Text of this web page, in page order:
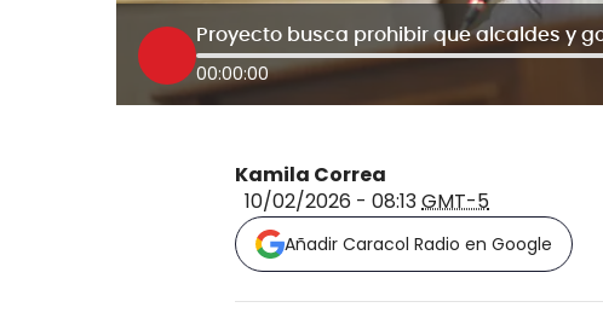
00:00:00
Kamila Correa
10/02/2026 - 08:13GMT-5
Añadir Caracol Radio en Google